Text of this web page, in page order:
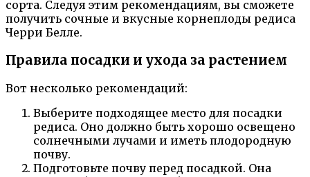
сорта. Следуя этим рекомендациям, вы сможете
получить сочные и вкусные корнеплоды редиса
Черри Белле.
Правила посадки и ухода за растением
Вот несколько рекомендаций:
Выберите подходящее место для посадки
редиса. Оно должно быть хорошо освещено
солнечными лучами и иметь плодородную
почву.
Подготовьте почву перед посадкой. Она